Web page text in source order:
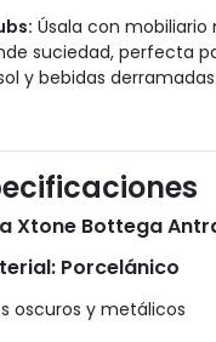
Úsala con
suciedad, perfecta
y bebidas derramadas.
Xtone Bottega
Porcelánico
oscuros y metálicos